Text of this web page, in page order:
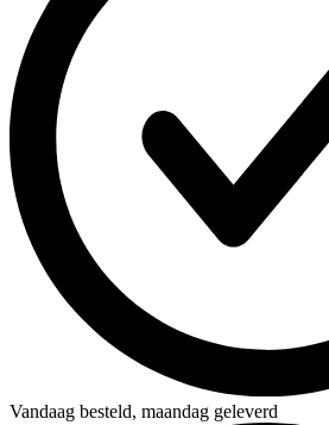
Vandaag besteld, maandag geleverd